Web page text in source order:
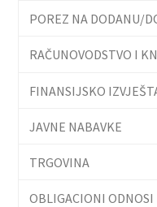
POREZ NA DODANU/
RAČUNOVODSTVO I
FINANSIJSKO
JAVNE NABAVKE
TRGOVINA
OBLIGACIONI ODNOSI